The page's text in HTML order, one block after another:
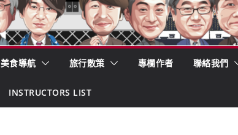
美食導航 旅行散策 專欄作者 聯絡我們
INSTRUCTORS LIST